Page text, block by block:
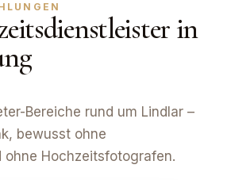
in
Bereiche rund um Lindlar –
bewusst ohne
ohne Hochzeitsfotografen.